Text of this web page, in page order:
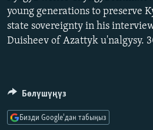
ЭЖЕ-СИҢДИЛЕР
ОНЛАЙН ШЕРИНЕ
ЭЕ/АРнун бардык сайттары
young generations to preserve
state sovereignty in his
Duisheev of Azattyk u'nalgysy.
Бөлүшүңүз
Бизди Google'дан табыңыз